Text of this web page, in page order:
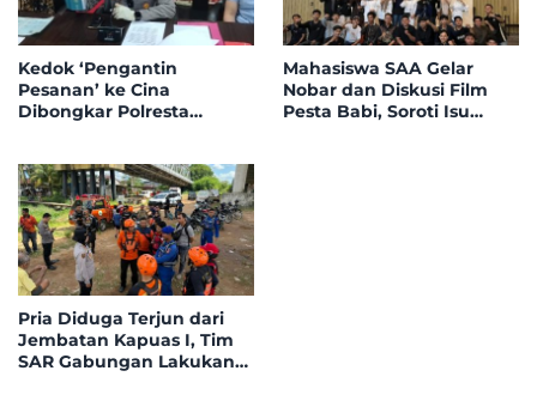
Kedok ‘Pengantin
Pesanan’ ke Cina
Dibongkar Polresta
Mahasiswa SAA Gelar
Nobar dan Diskusi Film
Pesta Babi, Soroti Isu
Pria Diduga Terjun dari
Jembatan Kapuas I, Tim
SAR Gabungan Lakukan